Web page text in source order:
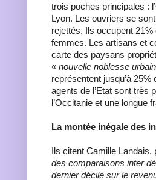
trois poches principales :
Lyon. Les ouvriers se
rejettés. Ils occupent
femmes. Les artisans et
carte des paysans
« nouvelle noblesse
représentent jusqu’à
agents de l’Etat sont très
l’Occitanie et une longue
La montée inégale des
Ils citent Camille Landais,
des comparaisons inter
dernier décile sur le